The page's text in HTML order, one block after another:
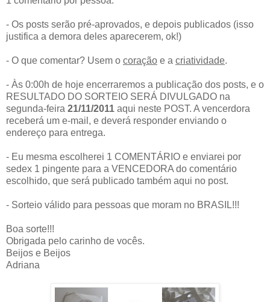
- Os posts serão pré-aprovados, e depois publicados (isso
justifica a demora deles aparecerem, ok!)
- O que comentar? Usem o coração e a criatividade.
- Às 0:00h de hoje encerraremos a publicação dos posts, e o
RESULTADO DO SORTEIO SERÁ DIVULGADO na
segunda-feira 21/11/2011 aqui neste POST. A vencerdora
receberá um e-mail, e deverá responder enviando o
endereço para entrega.
- Eu mesma escolherei 1 COMENTÁRIO e enviarei por
sedex 1 pingente para a VENCEDORA do comentário
escolhido, que será publicado também aqui no post.
- Sorteio válido para pessoas que moram no BRASIL!!!
Boa sorte!!!
Obrigada pelo carinho de vocês.
Beijos e Beijos
Adriana